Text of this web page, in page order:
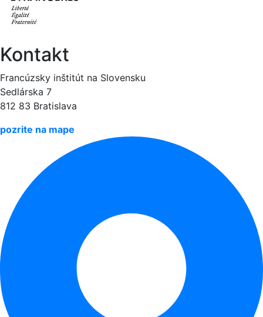
Kontakt
Francúzsky inštitút na Slovensku
Sedlárska 7
812 83 Bratislava
pozrite na mape